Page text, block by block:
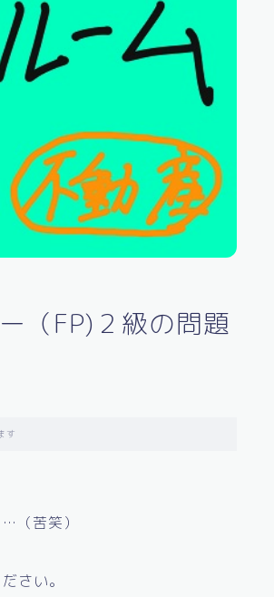
（FP)２級の問題
す
（苦笑）
さい。